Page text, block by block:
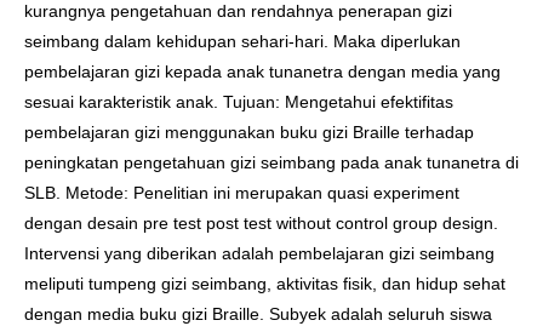
kurangnya pengetahuan dan rendahnya penerapan gizi
seimbang dalam kehidupan sehari-hari. Maka diperlukan
pembelajaran gizi kepada anak tunanetra dengan media yang
sesuai karakteristik anak. Tujuan: Mengetahui efektifitas
pembelajaran gizi menggunakan buku gizi Braille terhadap
peningkatan pengetahuan gizi seimbang pada anak tunanetra di
SLB. Metode: Penelitian ini merupakan quasi experiment
dengan desain pre test post test without control group design.
Intervensi yang diberikan adalah pembelajaran gizi seimbang
meliputi tumpeng gizi seimbang, aktivitas fisik, dan hidup sehat
dengan media buku gizi Braille. Subyek adalah seluruh siswa